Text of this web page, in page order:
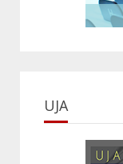
UJA